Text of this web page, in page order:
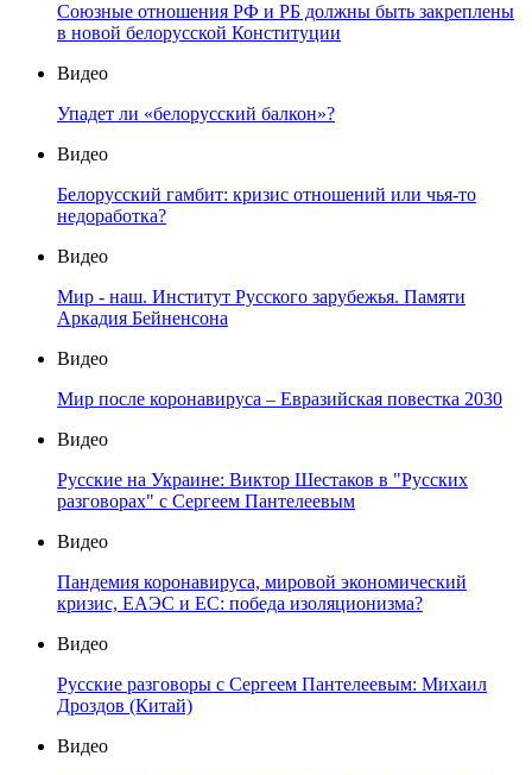
Союзные отношения РФ и РБ должны быть закреплены
в новой белорусской Конституции
Видео
Упадет ли «белорусский балкон»?
Видео
Белорусский гамбит: кризис отношений или чья-то
недоработка?
Видео
Мир - наш. Институт Русского зарубежья. Памяти
Аркадия Бейненсона
Видео
Мир после коронавируса – Евразийская повестка 2030
Видео
Русские на Украине: Виктор Шестаков в "Русских
разговорах" с Сергеем Пантелеевым
Видео
Пандемия коронавируса, мировой экономический
кризис, ЕАЭС и ЕС: победа изоляционизма?
Видео
Русские разговоры с Сергеем Пантелеевым: Михаил
Дроздов (Китай)
Видео